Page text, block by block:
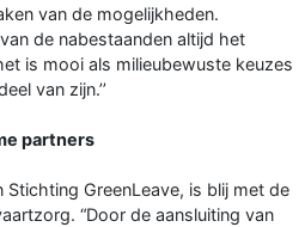
van de mogelijkheden.
de nabestaanden altijd het
is mooi als milieubewuste keuzes
van zijn.’’
partners
GreenLeave, is blij met de
“Door de aansluiting van